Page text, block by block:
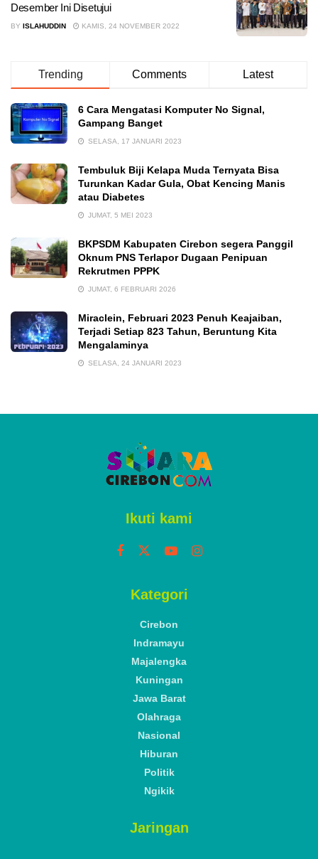
Desember Ini Disetujui
BY ISLAHUDDIN KAMIS, 24 NOVEMBER 2022
Trending Comments Latest
6 Cara Mengatasi Komputer No Signal,
Gampang Banget
SELASA, 17 JANUARI 2023
Tembuluk Biji Kelapa Muda Ternyata Bisa
Turunkan Kadar Gula, Obat Kencing Manis
atau Diabetes
JUMAT, 5 MEI 2023
BKPSDM Kabupaten Cirebon segera Panggil
Oknum PNS Terlapor Dugaan Penipuan
Rekrutmen PPPK
JUMAT, 6 FEBRUARI 2026
Miraclein, Februari 2023 Penuh Keajaiban,
Terjadi Setiap 823 Tahun, Beruntung Kita
Mengalaminya
SELASA, 24 JANUARI 2023
Ikuti kami
Kategori
Cirebon
Indramayu
Majalengka
Kuningan
Jawa Barat
Olahraga
Nasional
Hiburan
Politik
Ngikik
Jaringan